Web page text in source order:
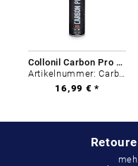
Collonil Carbon Pro 400 ml
Artikelnummer: Carbon-0
16,99 € *